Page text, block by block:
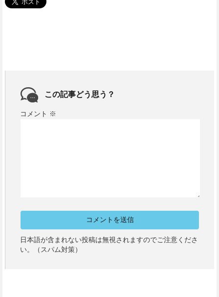
この記事どう思う？
コメント ※
日本語が含まれない投稿は無視されますのでご注意くださ
い。（スパム対策）